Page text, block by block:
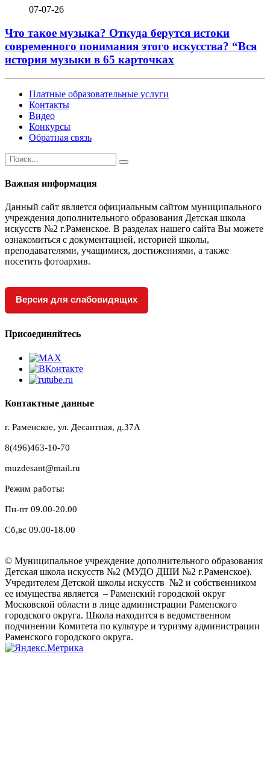
07-07-26
Что такое музыка? Откуда берутся истоки
современного понимания этого искусства? “Вся
история музыки в 65 карточках
Платные образовательные услуги
Контакты
Видео
Конкурсы
Обратная связь
Важная информация
Данный сайт является официальным сайтом муниципального
учреждения дополнительного образования Детская школа
искусств №2 г.Раменское. В разделах нашего сайта Вы можете
ознакомиться с документацией, историей школы,
преподавателями, учащимися, достижениями, а также
посетить фотоархив.
Версия для слабовидящих
Присоединяйтесь
Контактные данные
г. Раменское, ул. Десантная, д.37A
8(496)463-10-70
muzdesant@mail.ru
Режим работы:
Пн-пт 09.00-20.00
Сб,вс 09.00-18.00
© Муниципальное учреждение дополнительного образования
Детская школа искусств №2 (МУДО ДШИ №2 г.Раменское).
Учредителем Детской школы искусств №2 и собственником
ее имущества является – Раменский городской округ
Московской области в лице администрации Раменского
городского округа. Школа находится в ведомственном
подчинении Комитета по культуре и туризму администрации
Раменского городского округа.